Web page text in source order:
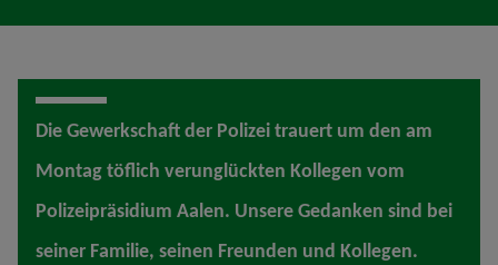
Die Gewerkschaft der Polizei trauert um den am
Montag töflich verunglückten Kollegen vom
Polizeipräsidium Aalen. Unsere Gedanken sind bei
seiner Familie, seinen Freunden und Kollegen.